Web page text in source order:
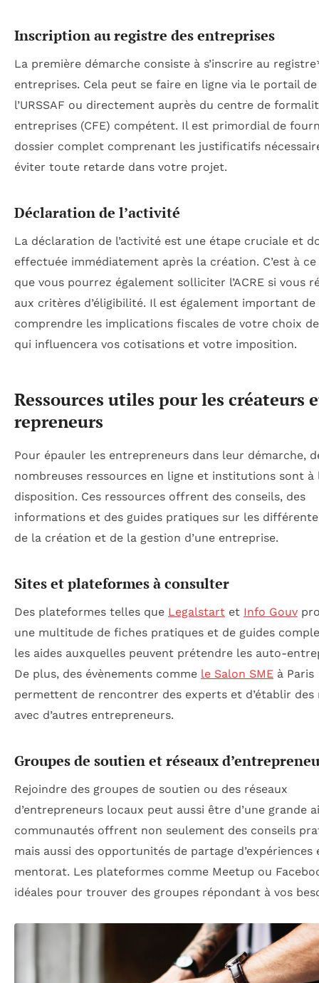
Inscription au registre des entreprises
La première démarche consiste à s’inscrire au
entreprises. Cela peut se faire en ligne via le portail de
l’URSSAF ou directement auprès du centre de
entreprises (CFE) compétent. Il est primordial de
dossier complet comprenant les justificatifs
éviter toute retarde dans votre projet.
Déclaration de l’activité
La déclaration de l’activité est une étape cruciale et
effectuée immédiatement après la création. C’est à
que vous pourrez également solliciter l’ACRE si vous
aux critères d’éligibilité. Il est également important de
comprendre les implications fiscales de votre choix
qui influencera vos cotisations et votre imposition.
Ressources utiles pour les créateurs
repreneurs
Pour épauler les entrepreneurs dans leur démarche,
nombreuses ressources en ligne et institutions sont à
disposition. Ces ressources offrent des conseils, des
informations et des guides pratiques sur les
de la création et de la gestion d’une entreprise.
Sites et plateformes à consulter
Des plateformes telles que Legalstart et Info Gouv
une multitude de fiches pratiques et de guides
les aides auxquelles peuvent prétendre les auto-
De plus, des évènements comme le Salon SME à Paris
permettent de rencontrer des experts et d’établir des
avec d’autres entrepreneurs.
Groupes de soutien et réseaux
Rejoindre des groupes de soutien ou des réseaux
d’entrepreneurs locaux peut aussi être d’une grande
communautés offrent non seulement des conseils
mais aussi des opportunités de partage d’expériences
mentorat. Les plateformes comme Meetup ou
idéales pour trouver des groupes répondant à vos